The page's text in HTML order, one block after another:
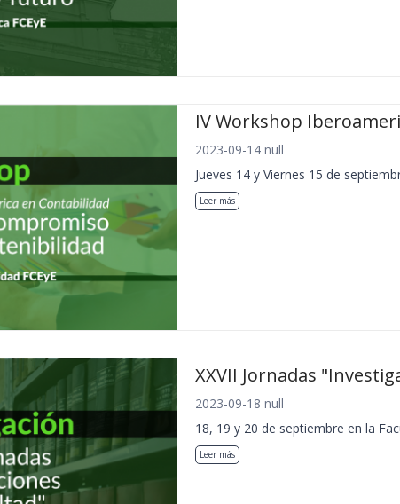
IV Workshop
2023-09-14 null
Jueves 14 y Viernes 15 de
Leer más
XXVII Jornadas
2023-09-18 null
18, 19 y 20 de septiembre en la
Leer más